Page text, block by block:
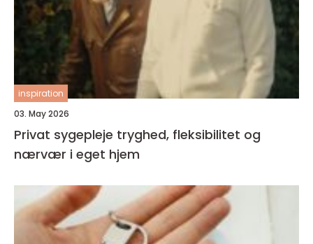
inspiration
03. May 2026
Privat sygepleje tryghed, fleksibilitet og
nærvær i eget hjem